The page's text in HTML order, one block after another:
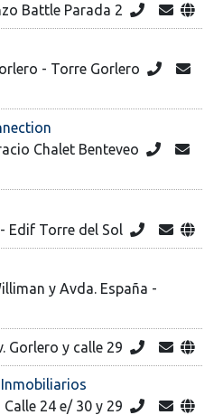
Battle Parada 2
- Torre Gorlero
Chalet Benteveo
Edif Torre del Sol
y Avda. España -
Gorlero y calle 29
24 e/ 30 y 29